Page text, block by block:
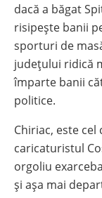
dacă a băgat
risipește banii
sporturi de
județului ridică
împarte banii
politice.
Chiriac, este
caricaturistul
orgoliu
și așa mai